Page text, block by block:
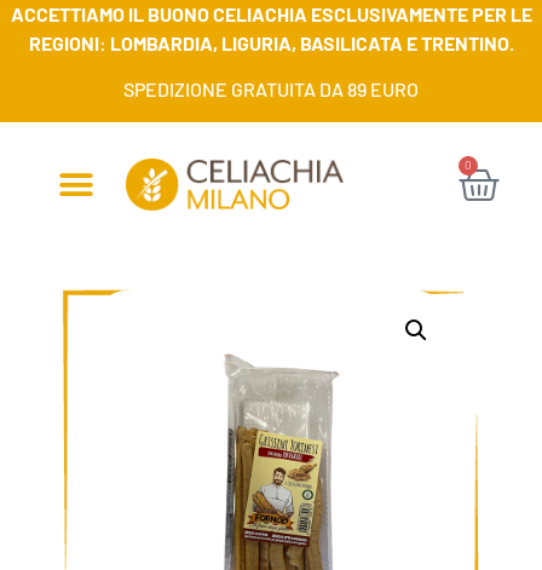
ACCETTIAMO IL BUONO CELIACHIA ESCLUSIVAMENTE PER LE
REGIONI: LOMBARDIA, LIGURIA, BASILICATA E TRENTINO.
SPEDIZIONE GRATUITA DA 89 EURO
0